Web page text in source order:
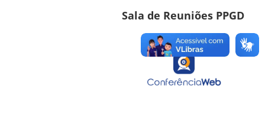
Sala de Reuniões PPGD